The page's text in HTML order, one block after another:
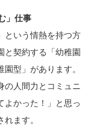
」仕事
という情熱を持つ方
と契約する「幼稚園
型」があります。
の人間力とコミュニ
よかった！」と思っ
ます。